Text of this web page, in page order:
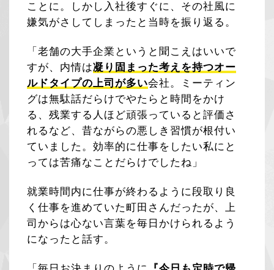
ことに。しかし入社後すぐに、その社風に
嫌気がさしてしまったと当時を振り返る。
「老舗の大手企業というと聞こえはいいで
すが、内情は凝り固まった考えを持つオー
ルドタイプの上司が多い会社。ミーティン
グは無駄話だらけでやたらと時間をかけ
る、残業する人ほど頑張っていると評価さ
れるなど、昔ながらの悪しき習慣が根付い
ていました。効率的に仕事をしたい私にと
っては苦痛なことだらけでしたね」
就業時間内に仕事が終わるように段取り良
く仕事を進めていた町田さんだったが、上
司からは心ない言葉を毎日かけられるよう
になったと話す。